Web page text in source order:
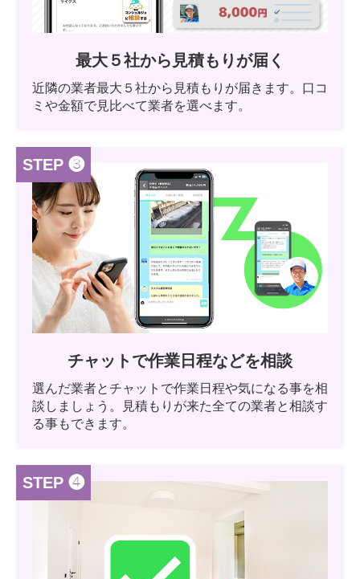
最大５社から見積もりが届く
近隣の業者最大５社から見積もりが届きます。口コ
ミや金額で見比べて業者を選べます。
STEP ❸
チャットで作業日程などを相談
選んだ業者とチャットで作業日程や気になる事を相
談しましょう。見積もりが来た全ての業者と相談す
る事もできます。
STEP ❹